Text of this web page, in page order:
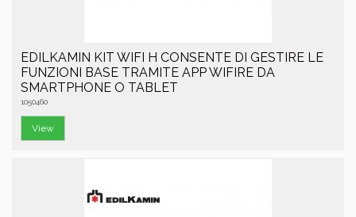
EDILKAMIN KIT WIFI H CONSENTE DI GESTIRE LE
FUNZIONI BASE TRAMITE APP WIFIRE DA
SMARTPHONE O TABLET
1050460
View